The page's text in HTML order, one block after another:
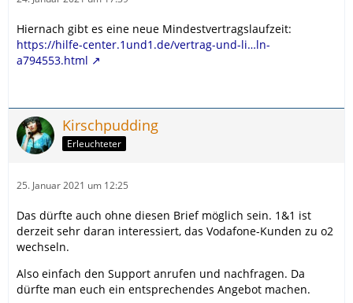
Hiernach gibt es eine neue Mindestvertragslaufzeit:
https://hilfe-center.1und1.de/vertrag-und-li…ln-
a794553.html
Kirschpudding
Erleuchteter
25. Januar 2021 um 12:25
Das dürfte auch ohne diesen Brief möglich sein. 1&1 ist
derzeit sehr daran interessiert, das Vodafone-Kunden zu o2
wechseln.
Also einfach den Support anrufen und nachfragen. Da
dürfte man euch ein entsprechendes Angebot machen.